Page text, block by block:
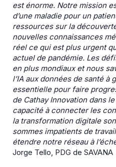
est énorme. Notre mission
d’une maladie pour un
ressources sur la
nouvelles connaissances
réel ce qui est plus urgent
actuel de pandémie. Les
en plus mondiaux et nous
l’IA aux données de santé à
essentielle pour faire
de Cathay Innovation dans
capacité à connecter les
la transformation digitale
sommes impatients de
étendre notre réseau à
Jorge Tello, PDG de SAVANA